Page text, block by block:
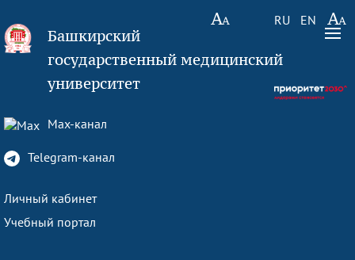
RU EN
Башкирский
государственный медицинский
университет
Max-канал
Telegram-канал
Личный кабинет
Учебный портал